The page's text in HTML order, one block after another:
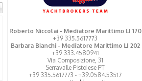
Roberto Niccolai - Mediatore Marittimo LI 170
+39 335.5617773
Barbara Bianchi - Mediatore Marittimo LI 202
+39 333.4580941
Via Composizione, 31
Serravalle Pistoiese PT
+39 335.5617773 - +39.0584.53517